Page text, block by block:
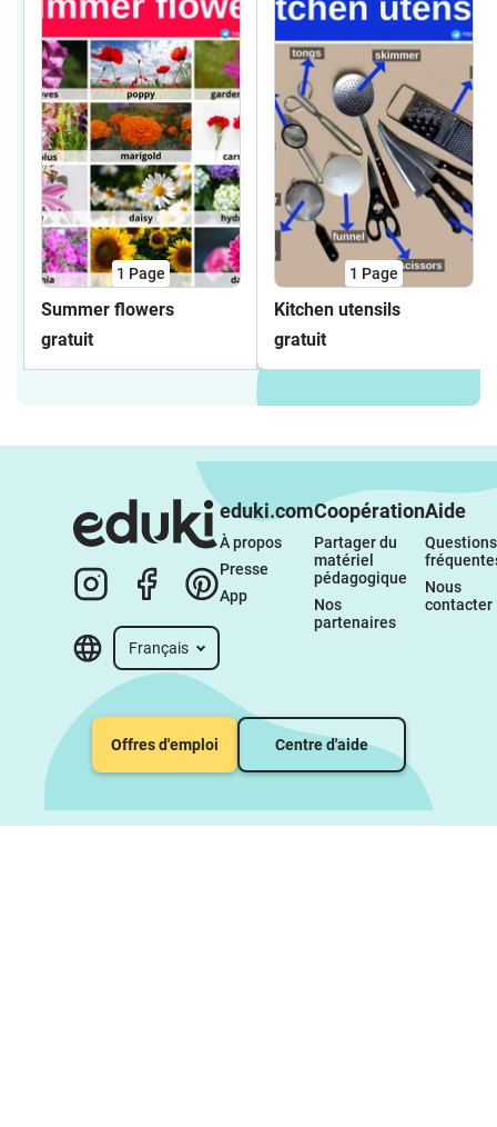
1 Page
Summer flowers
gratuit
1 Page
Kitchen utensils
gratuit
Français
eduki.com
À propos
Presse
App
Coopération
Partager du
matériel
pédagogique
Nos
partenaires
Aide
Questions
Nous
contacter
Offres d'emploi Centre d'aide